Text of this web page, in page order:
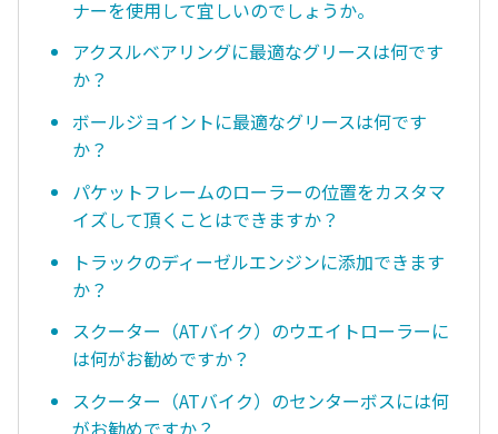
ナーを使用して宜しいのでしょうか。
アクスルベアリングに最適なグリースは何です
か？
ボールジョイントに最適なグリースは何です
か？
パケットフレームのローラーの位置をカスタマ
イズして頂くことはできますか？
トラックのディーゼルエンジンに添加できます
か？
スクーター（ATバイク）のウエイトローラーに
は何がお勧めですか？
スクーター（ATバイク）のセンターボスには何